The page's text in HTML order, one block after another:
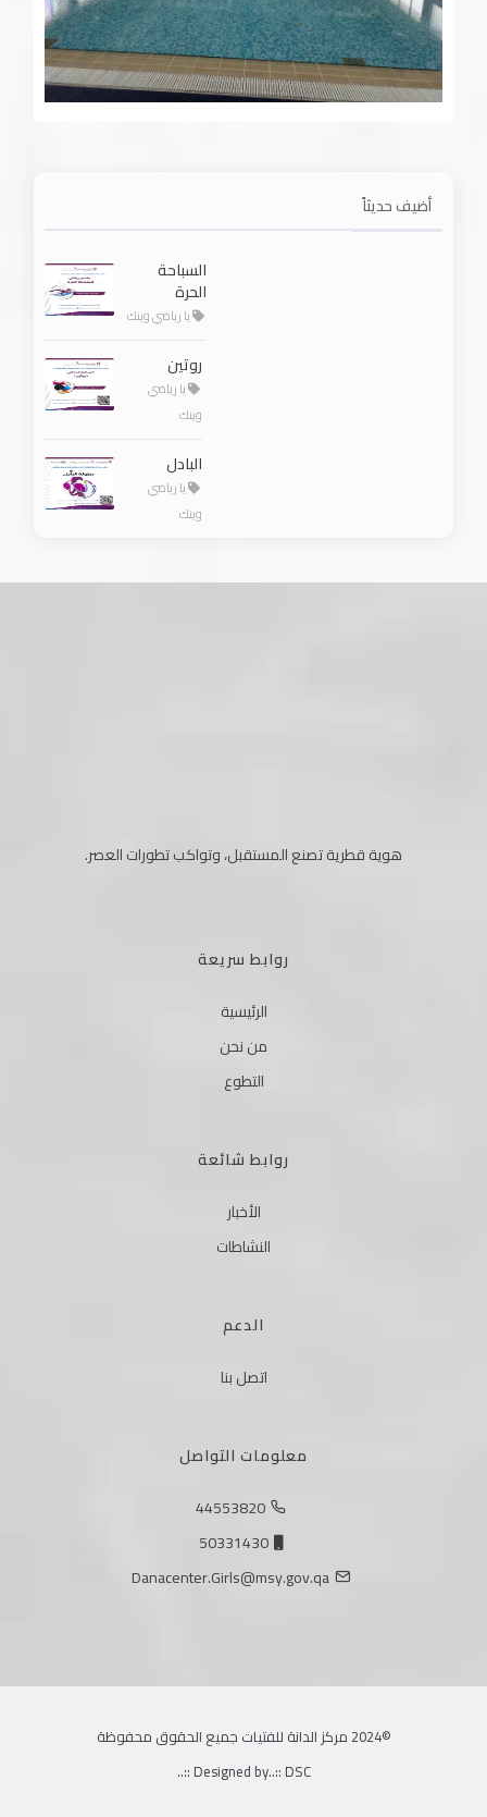
أضيف حديثاً
السباحة
الحرة
يا رياضي وينك
روتين
يا رياضي
وينك
البادل
يا رياضي
وينك
هوية قطرية تصنع المستقبل، وتواكب تطورات العصر.
روابط سريعة
الرئيسية
من نحن
التطوع
روابط شائعة
الأخبار
النشاطات
الدعم
اتصل بنا
معلومات التواصل
44553820
50331430
Danacenter.Girls@msy.gov.qa
©2024 مركز الدانة للفتيات جميع الحقوق محفوظة
Designed by..:: DSC ::..